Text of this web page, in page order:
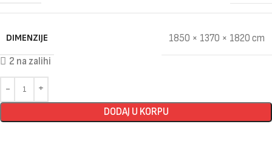
DIMENZIJE
1850 × 1370 × 1820 cm
2 na zalihi
DODAJ U KORPU